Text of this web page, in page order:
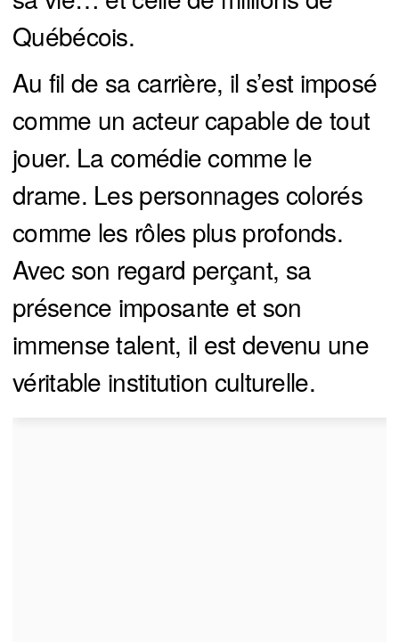
Québécois.
Au fil de sa carrière, il s’est imposé
comme un acteur capable de tout
jouer. La comédie comme le
drame. Les personnages colorés
comme les rôles plus profonds.
Avec son regard perçant, sa
présence imposante et son
immense talent, il est devenu une
véritable institution culturelle.